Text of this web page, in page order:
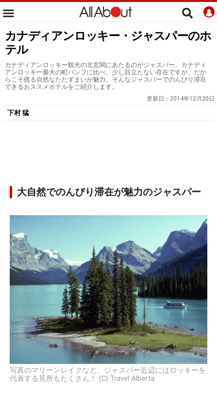
カナディアンロッキー・ジャスパーのホ
テル
カナディアンロッキー観光の北玄関にあたるのがジャスパー。カナディ
アンロッキー最大の町バンフに比べ、少し目立たない存在ですが、だか
らこそ残る自然なたたずまいが魅力。そんなジャスパーでのんびり滞在
できるおススメホテルをご紹介します。
更新日： 2014年12月20日
下村 猛
大自然でのんびり滞在が魅力のジャスパー
写真のマリーンレイクなど、ジャスパー近辺にはロッキーを
代表する見所もたくさん！ (C) Travel Alberta